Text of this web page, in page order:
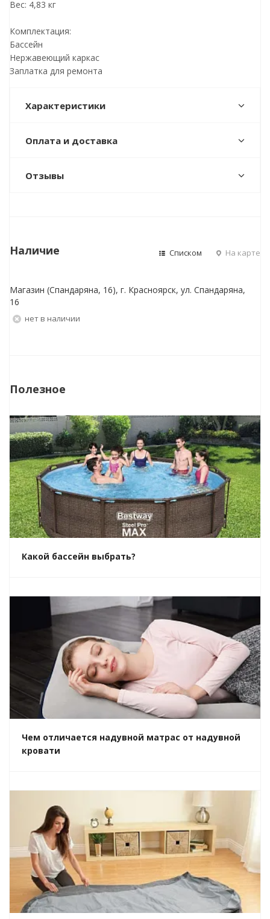
Вес: 4,83 кг
Комплектация:
Бассейн
Нержавеющий каркас
Заплатка для ремонта
Характеристики
Оплата и доставка
Отзывы
Наличие Списком На карте
Магазин (Спандаряна, 16), г. Красноярск, ул. Спандаряна,
16
Нет в наличии
Полезное
Какой бассейн выбрать?
Чем отличается надувной матрас от надувной
кровати